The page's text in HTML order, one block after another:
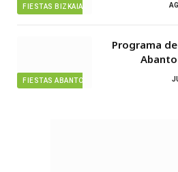
FIESTAS BIZKAIA
FIESTAS ABANTO ZIERBENA
Programa